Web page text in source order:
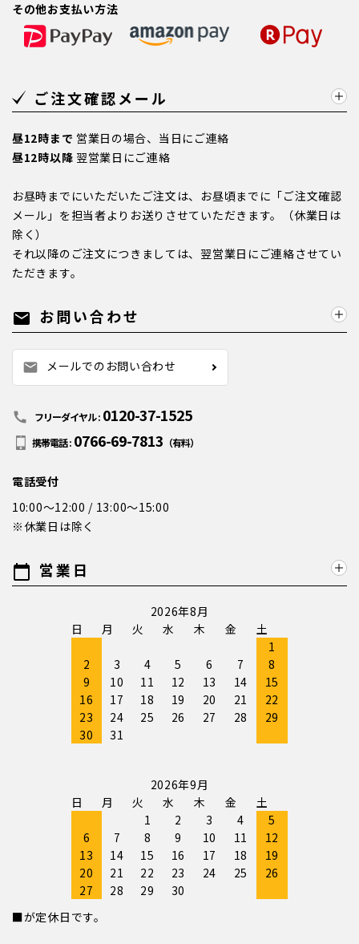
その他お支払い方法
ご注文確認メール
昼12時まで 営業日の場合、当日にご連絡
昼12時以降 翌営業日にご連絡
お昼時までにいただいたご注文は、お昼頃までに「ご注文確認
メール」を担当者よりお送りさせていただきます。（休業日は
除く）
それ以降のご注文につきましては、翌営業日にご連絡させてい
ただきます。
mail お問い合わせ
mail メールでのお問い合わせ
call フリーダイヤル : 0120-37-1525
携帯電話 : 0766-69-7813 （有料）
電話受付
10:00～12:00 / 13:00～15:00
※休業日は除く
calendar_today 営業日
2026年8月
日
月 火 水 木 金
土
1
2
3 4 5 6 7
8
9
10 11 12 13 14
15
16
17 18 19 20 21
22
23
24 25 26 27 28
29
30
31
2026年9月
日
月 火 水 木 金
土
1
2 3 4
5
6
7 8 9 10 11
12
13
14 15 16 17 18
19
20
21 22 23 24 25
26
27
28 29
30
■が定休日です。